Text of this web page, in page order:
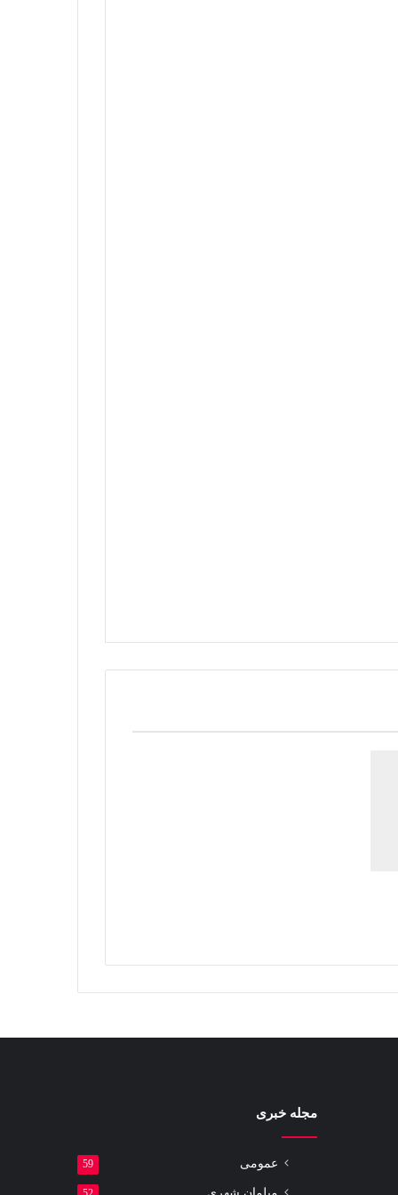
مجله خبری
عمومی 59